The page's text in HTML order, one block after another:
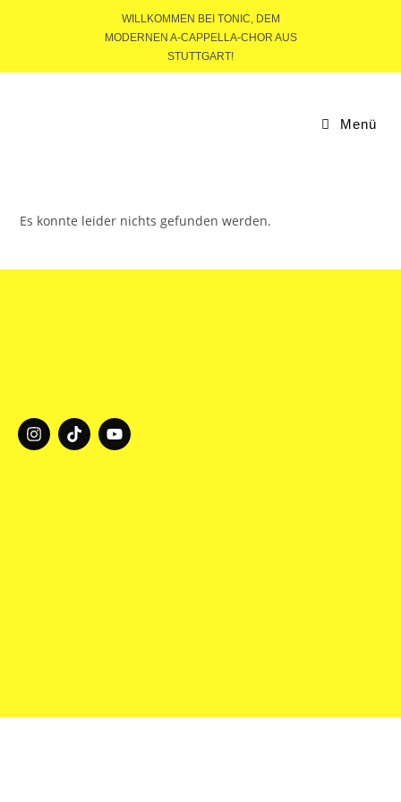
WILLKOMMEN BEI TONIC, DEM
MODERNEN A-CAPPELLA-CHOR AUS
STUTTGART!
Menü
Es konnte leider nichts gefunden werden.